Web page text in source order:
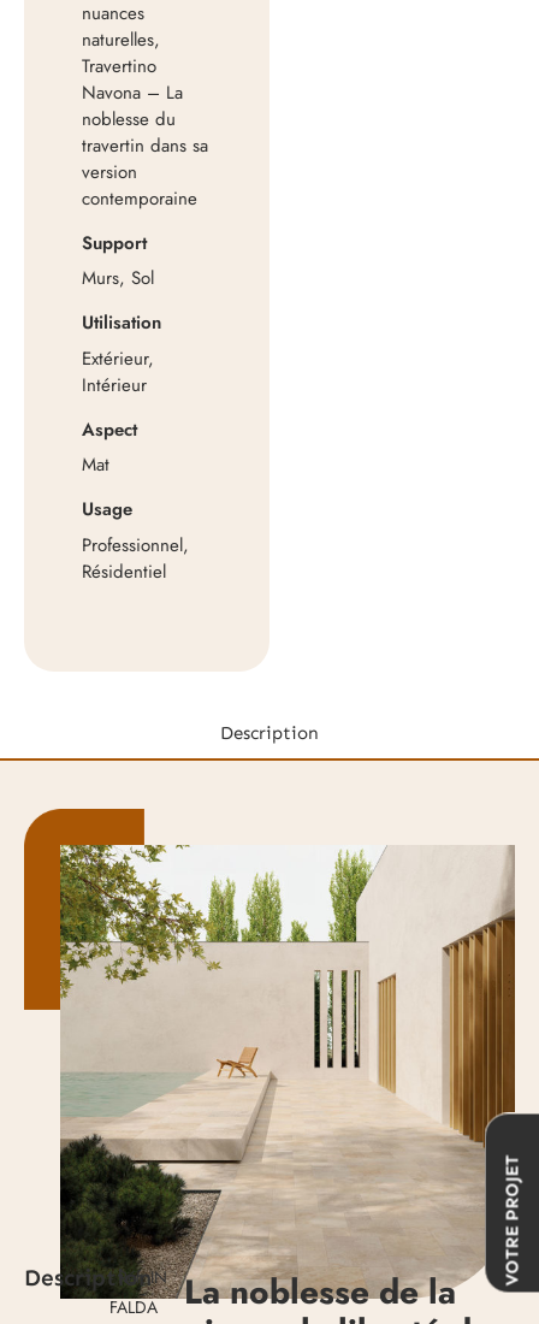
VOTRE PROJET
nuances
naturelles,
Travertino
Navona – La
noblesse du
travertin dans sa
version
contemporaine
Support
Murs, Sol
Utilisation
Extérieur,
Intérieur
Aspect
Mat
Usage
Professionnel,
Résidentiel
Description
Description
- Réf. IN
FALDA
La noblesse de la